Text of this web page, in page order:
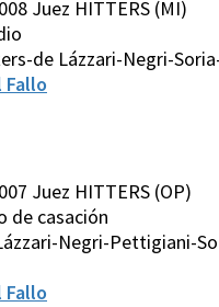
Juez HITTERS (MI)
de Lázzari-Negri-
Juez HITTERS (OP)
de casación
Negri-Pettigiani-